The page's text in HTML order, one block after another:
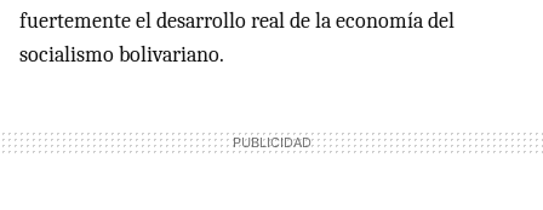
fuertemente el desarrollo real de la economía del
socialismo bolivariano.